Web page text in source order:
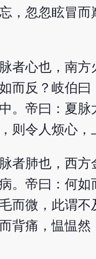
，忽忽眩冒
者心也，南
而反？岐伯
。帝曰：夏
则令人烦心，
者肺也，西
。帝曰：何
而微，此谓
背痛，愠愠